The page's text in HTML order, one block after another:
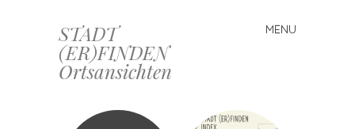
STADT
(ER)FINDEN
Ortsansichten
MENU
Skip
to
content